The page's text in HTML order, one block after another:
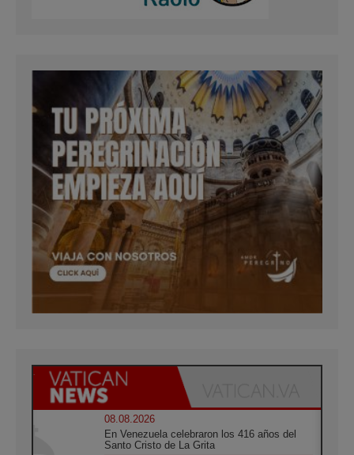
08.08.2026
En Venezuela celebraron los 416 años del
Santo Cristo de La Grita